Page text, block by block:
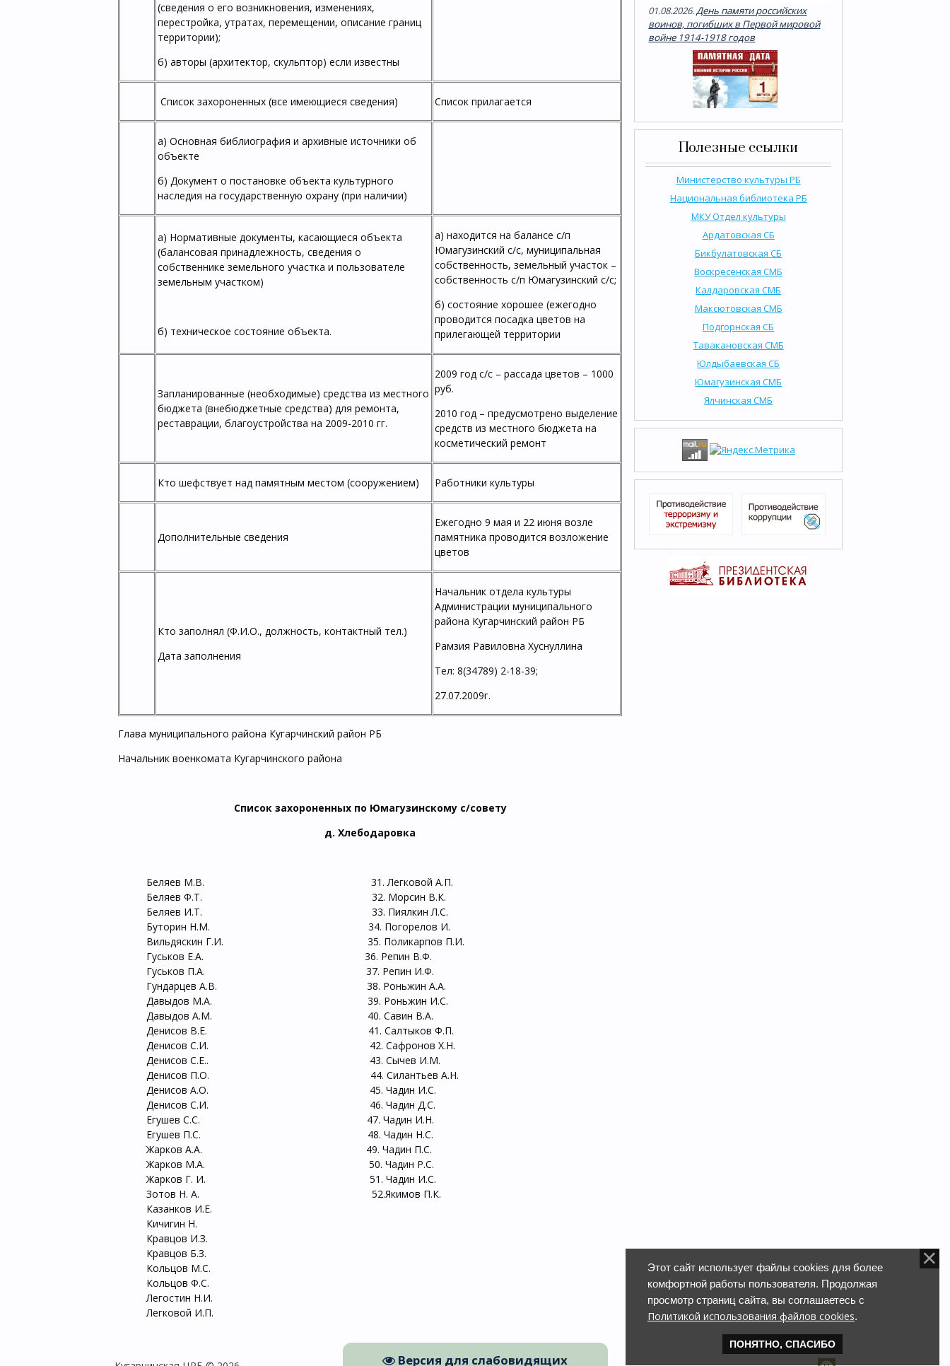
Версия для слабовидящих
01.08.2026.День памяти российских
воинов, погибших в Первой мировой
войне 1914-1918 годов
Полезные ссылки
Министерство культуры РБ
Национальная библиотека РБ
МКУ Отдел культуры
Ардатовская СБ
Бикбулатовская СБ
Воскресенская СМБ
Калдаровская СМБ
Максютовская СМБ
Подгорнская СБ
Тавакановская СМБ
Юлдыбаевская СБ
Юмагузинская СМБ
Ялчинская СМБ
(сведения о его возникновения, изменениях,
перестройка, утратах, перемещении, описание границ
территории);
б) авторы (архитектор, скульптор) если известны
Список захороненных (все имеющиеся сведения) Список прилагается
а) Основная библиография и архивные источники об
объекте
б) Документ о постановке объекта культурного
наследия на государственную охрану (при наличии)
а) Нормативные документы, касающиеся объекта
(балансовая принадлежность, сведения о
собственнике земельного участка и пользователе
земельным участком)
б) техническое состояние объекта.
а) находится на балансе с/п
Юмагузинский с/с, муниципальная
собственность, земельный участок –
собственность с/п Юмагузинский с/с;
б) состояние хорошее (ежегодно
проводится посадка цветов на
прилегающей территории
Запланированные (необходимые) средства из местного
бюджета (внебюджетные средства) для ремонта,
реставрации, благоустройства на 2009-2010 гг.
2009 год с/с – рассада цветов – 1000
руб.
2010 год – предусмотрено выделение
средств из местного бюджета на
косметический ремонт
Кто шефствует над памятным местом (сооружением) Работники культуры
Дополнительные сведения
Ежегодно 9 мая и 22 июня возле
памятника проводится возложение
цветов
Кто заполнял (Ф.И.О., должность, контактный тел.)
Дата заполнения
Начальник отдела культуры
Администрации муниципального
района Кугарчинский район РБ
Рамзия Равиловна Хуснуллина
Тел: 8(34789) 2-18-39;
27.07.2009г.
Глава муниципального района Кугарчинский район РБ
Начальник военкомата Кугарчинского района
Список захороненных по Юмагузинскому с/совету
д. Хлебодаровка
Беляев М.В. 31. Легковой А.П.
Беляев Ф.Т. 32. Морсин В.К.
Беляев И.Т. 33. Пиялкин Л.С.
Буторин Н.М. 34. Погорелов И.
Вильдяскин Г.И. 35. Поликарпов П.И.
Гуськов Е.А. 36. Репин В.Ф.
Гуськов П.А. 37. Репин И.Ф.
Гундарцев А.В. 38. Роньжин А.А.
Давыдов М.А. 39. Роньжин И.С.
Давыдов А.М. 40. Савин В.А.
Денисов В.Е. 41. Салтыков Ф.П.
Денисов С.И. 42. Сафронов Х.Н.
Денисов С.Е.. 43. Сычев И.М.
Денисов П.О. 44. Силантьев А.Н.
Денисов А.О. 45. Чадин И.С.
Денисов С.И. 46. Чадин Д.С.
Егушев С.С. 47. Чадин И.Н.
Егушев П.С. 48. Чадин Н.С.
Жарков А.А. 49. Чадин П.С.
Жарков М.А. 50. Чадин Р.С.
Жарков Г. И. 51. Чадин И.С.
Зотов Н. А. 52.Якимов П.К.
Казанков И.Е.
Кичигин Н.
Кравцов И.З.
Кравцов Б.З.
Кольцов М.С.
Кольцов Ф.С.
Легостин Н.И.
Легковой И.П.
Этот сайт использует файлы cookies для более
комфортной работы пользователя. Продолжая
просмотр страниц сайта, вы соглашаетесь с
Политикой использования файлов cookies.
ПОНЯТНО, СПАСИБО